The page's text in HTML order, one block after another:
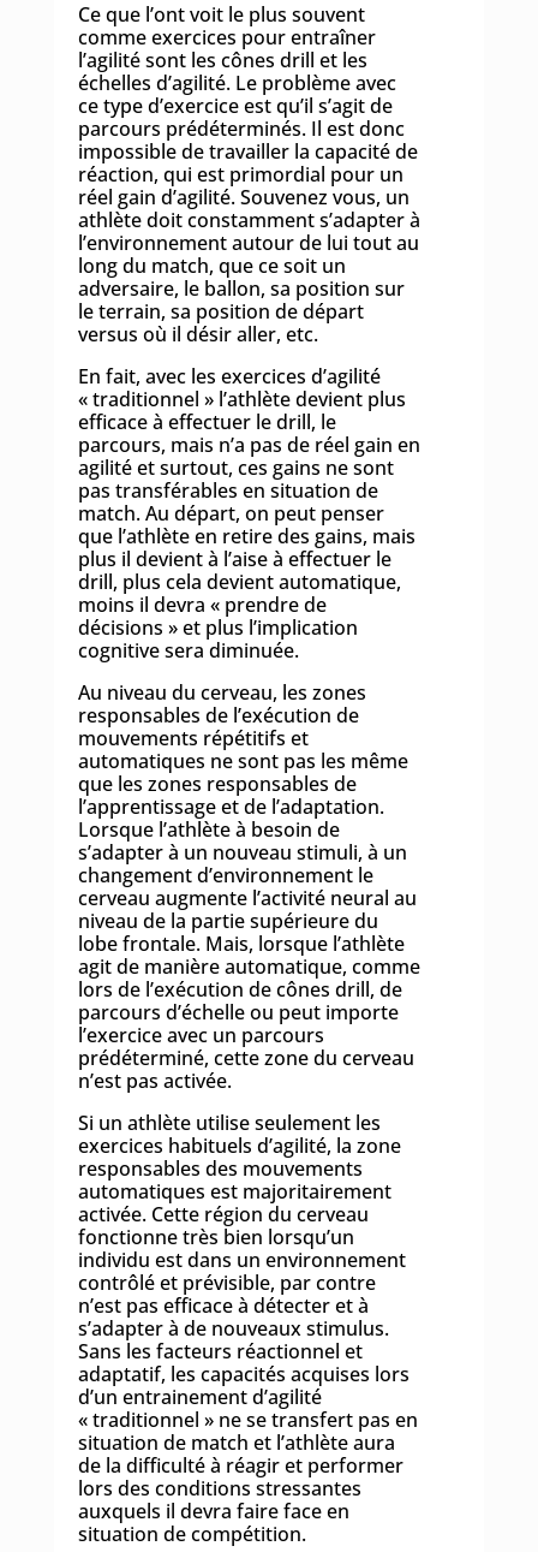
Ce que l’ont voit le plus souvent
comme exercices pour entraîner
l’agilité sont les cônes drill et les
échelles d’agilité. Le problème avec
ce type d’exercice est qu’il s’agit de
parcours prédéterminés. Il est donc
impossible de travailler la capacité de
réaction, qui est primordial pour un
réel gain d’agilité. Souvenez vous, un
athlète doit constamment s’adapter à
l’environnement autour de lui tout au
long du match, que ce soit un
adversaire, le ballon, sa position sur
le terrain, sa position de départ
versus où il désir aller, etc.
En fait, avec les exercices d’agilité
« traditionnel » l’athlète devient plus
efficace à effectuer le drill, le
parcours, mais n’a pas de réel gain en
agilité et surtout, ces gains ne sont
pas transférables en situation de
match. Au départ, on peut penser
que l’athlète en retire des gains, mais
plus il devient à l’aise à effectuer le
drill, plus cela devient automatique,
moins il devra « prendre de
décisions » et plus l’implication
cognitive sera diminuée.
Au niveau du cerveau, les zones
responsables de l’exécution de
mouvements répétitifs et
automatiques ne sont pas les même
que les zones responsables de
l’apprentissage et de l’adaptation.
Lorsque l’athlète à besoin de
s’adapter à un nouveau stimuli, à un
changement d’environnement le
cerveau augmente l’activité neural au
niveau de la partie supérieure du
lobe frontale. Mais, lorsque l’athlète
agit de manière automatique, comme
lors de l’exécution de cônes drill, de
parcours d’échelle ou peut importe
l’exercice avec un parcours
prédéterminé, cette zone du cerveau
n’est pas activée.
Si un athlète utilise seulement les
exercices habituels d’agilité, la zone
responsables des mouvements
automatiques est majoritairement
activée. Cette région du cerveau
fonctionne très bien lorsqu’un
individu est dans un environnement
contrôlé et prévisible, par contre
n’est pas efficace à détecter et à
s’adapter à de nouveaux stimulus.
Sans les facteurs réactionnel et
adaptatif, les capacités acquises lors
d’un entrainement d’agilité
« traditionnel » ne se transfert pas en
situation de match et l’athlète aura
de la difficulté à réagir et performer
lors des conditions stressantes
auxquels il devra faire face en
situation de compétition.